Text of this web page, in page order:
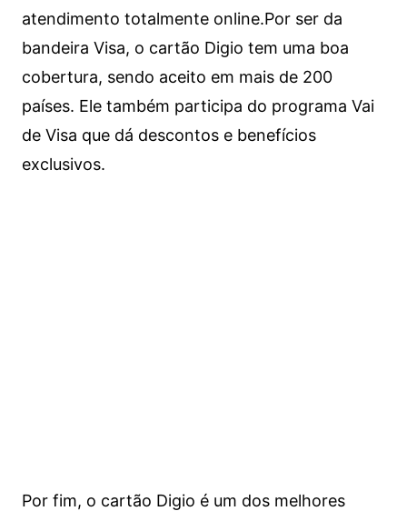
atendimento totalmente online.Por ser da
bandeira Visa, o cartão Digio tem uma boa
cobertura, sendo aceito em mais de 200
países. Ele também participa do programa Vai
de Visa que dá descontos e benefícios
exclusivos.
Por fim, o cartão Digio é um dos melhores